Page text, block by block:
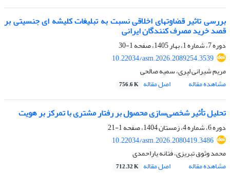
بررسی تاثیر قضاوتهای اخلاقی نسبت به تبلیغات کلیشه ای جنسیتی بر
قصد خرید مصرف کنندگان ایرانی
دوره 7، شماره 1، بهار 1405، صفحه
1-30
10.22034/asm.2026.2089254.3539
مریم شیرانی لپری، سمیه صالحی
مشاهده مقاله
اصل مقاله 756.6 K
تحلیل تأثیر شخصی‌سازی محصول بر رفتار مشتری با تمرکز بر هویت
دوره 6، شماره 4، زمستان 1404، صفحه
1-21
10.22034/asm.2026.2080419.3486
محمد وثوق تبریزی، فتانه یاراحمدی
مشاهده مقاله
اصل مقاله 712.32 K